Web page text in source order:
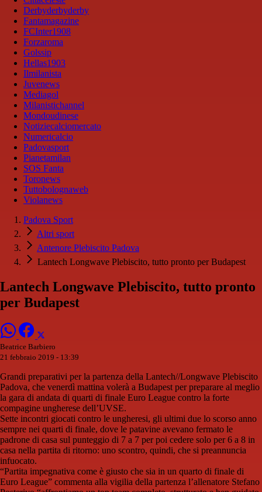
Derbyderbyderby
Fantamagazine
FCInter1908
Forzaroma
Golssip
Hellas1903
Ilmilanista
Juvenews
Mediagol
Milanistichannel
Mondoudinese
Notiziecalciomercato
Numericalcio
Padovasport
Pianetamilan
SOS Fanta
Toronews
Tuttobolognaweb
Violanews
Padova Sport
Altri sport
Antenore Plebiscito Padova
Lantech Longwave Plebiscito, tutto pronto per Budapest
Lantech Longwave Plebiscito, tutto pronto
per Budapest
Beatrice Barbiero
21 febbraio 2019 - 13:39
Grandi preparativi per la partenza della Lantech//Longwave Plebiscito
Padova, che venerdì mattina volerà a Budapest per preparare al meglio
la gara di andata di quarti di finale Euro League contro la forte
compagine ungherese dell’UVSE.
Sette incontri giocati contro le ungheresi, gli ultimi due lo scorso anno
sempre nei quarti di finale, dove le patavine avevano fermato le
padrone di casa sul punteggio di 7 a 7 per poi cedere solo per 6 a 8 in
casa nella partita di ritorno: uno scontro, quindi, che si preannuncia
infuocato.
“Partita impegnativa come è giusto che sia in un quarto di finale di
Euro League” commenta alla vigilia della partenza l’allenatore Stefano